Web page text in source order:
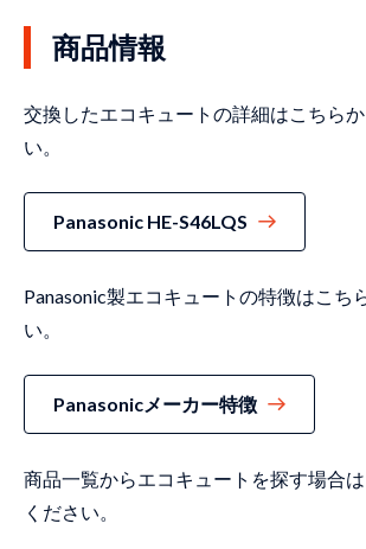
商品情報
交換したエコキュートの詳細はこちら
い。
Panasonic HE-S46LQS
Panasonic製エコキュートの特徴はこち
い。
Panasonicメーカー特徴
商品一覧からエコキュートを探す場合
ください。